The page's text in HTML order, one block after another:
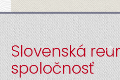
To
Slovenská
spoločnosť